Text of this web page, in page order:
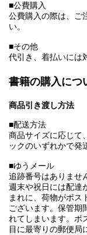
■公費購入
公費購入の際は、ご
い。
■その他
代引き、着払いには
書籍の購入につ
商品引き渡し方法
■配送方法
商品サイズに応じて
ックのいずれかで発
■ゆうメール
追跡番号はありませ
週末や祝日には配達
まれに、荷物がポス
ございます。保管期
れてしまいます。ポ
目に最寄りの郵便局